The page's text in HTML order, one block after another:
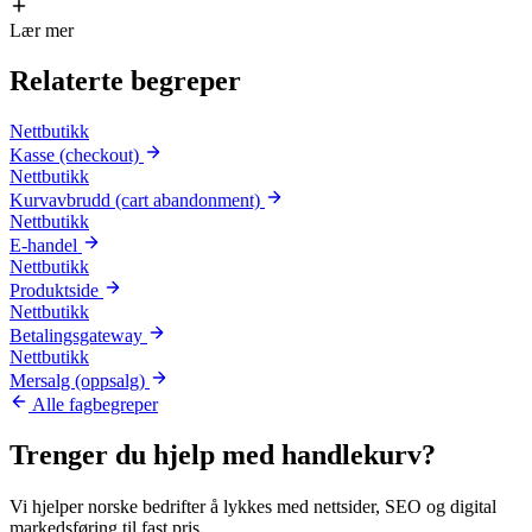
Lær mer
Relaterte begreper
Nettbutikk
Kasse (checkout)
Nettbutikk
Kurvavbrudd (cart abandonment)
Nettbutikk
E-handel
Nettbutikk
Produktside
Nettbutikk
Betalingsgateway
Nettbutikk
Mersalg (oppsalg)
Alle fagbegreper
Trenger du hjelp med handlekurv?
Vi hjelper norske bedrifter å lykkes med nettsider, SEO og digital
markedsføring til fast pris.